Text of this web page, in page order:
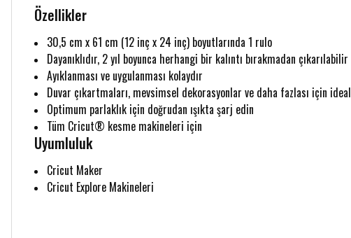
Özellikler
30,5 cm x 61 cm (12 inç x 24 inç) boyutlarında 1 rulo
Dayanıklıdır, 2 yıl boyunca herhangi bir kalıntı bırakmadan çıkarılabilir
Ayıklanması ve uygulanması kolaydır
Duvar çıkartmaları, mevsimsel dekorasyonlar ve daha fazlası için ideal
Optimum parlaklık için doğrudan ışıkta şarj edin
Tüm Cricut® kesme makineleri için
Uyumluluk
Cricut Maker
Cricut Explore Makineleri